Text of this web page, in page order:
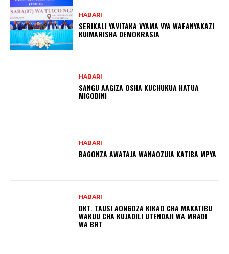
HABARI
SERIKALI YAVITAKA VYAMA VYA WAFANYAKAZI
KUIMARISHA DEMOKRASIA
HABARI
SANGU AAGIZA OSHA KUCHUKUA HATUA
MIGODINI ‎
HABARI
BAGONZA AWATAJA WANAOZUIA KATIBA MPYA
HABARI
DKT. TAUSI AONGOZA KIKAO CHA MAKATIBU
WAKUU CHA KUJADILI UTENDAJI WA MRADI
WA BRT